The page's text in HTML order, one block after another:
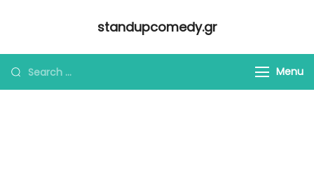
standupcomedy.gr
Looking
for
Menu